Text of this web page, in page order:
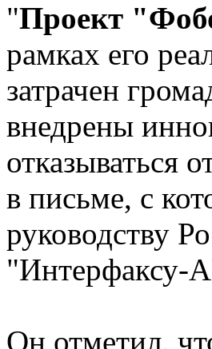
"Проект
рамках его
затрачен
внедрены
отказываться
в письме, с
руководству
"Интерфаксу-
Он отметил,